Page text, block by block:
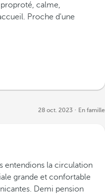
calme,
Proche d'une
28 oct. 2023 En famille
entendions la circulation
grande et confortable
Demi pension